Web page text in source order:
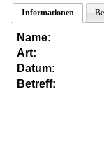
Informationen
Name:
Art:
Datum:
Betreff: